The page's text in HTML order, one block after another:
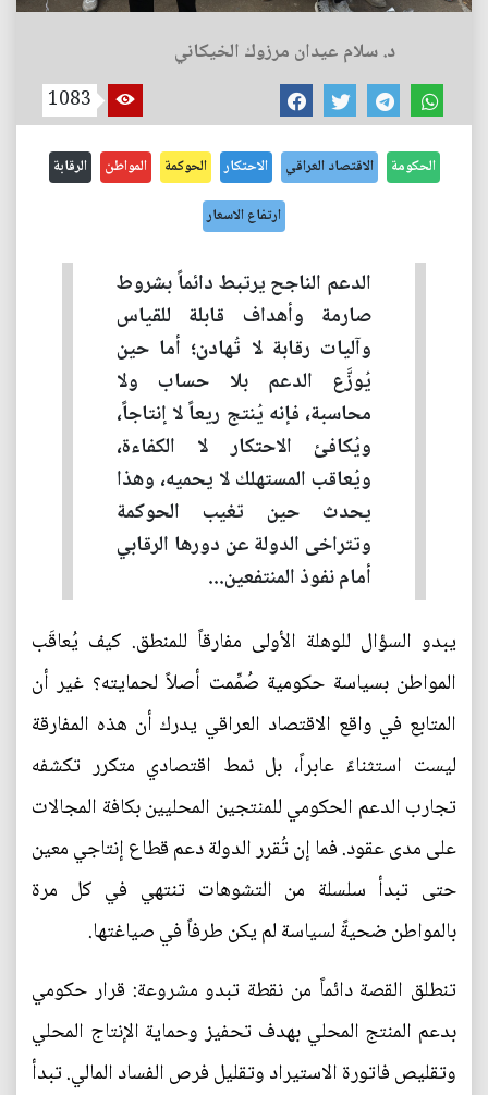
د. سلام عيدان مرزوك الخيكاني
1083
الحكومة الاقتصاد العراقي الاحتكار الحوكمة المواطن الرقابة
ارتفاع الاسعار
الدعم الناجح يرتبط دائماً بشروط
صارمة وأهداف قابلة للقياس
وآليات رقابة لا تُهادن؛ أما حين
يُوزَّع الدعم بلا حساب ولا
محاسبة، فإنه يُنتج ريعاً لا إنتاجاً،
ويُكافئ الاحتكار لا الكفاءة،
ويُعاقب المستهلك لا يحميه، وهذا
يحدث حين تغيب الحوكمة
وتتراخى الدولة عن دورها الرقابي
أمام نفوذ المنتفعين...
يبدو السؤال للوهلة الأولى مفارقاً للمنطق. كيف يُعاقَب
المواطن بسياسة حكومية صُمِّمت أصلاً لحمايته؟ غير أن
المتابع في واقع الاقتصاد العراقي يدرك أن هذه المفارقة
ليست استثناءً عابراً، بل نمط اقتصادي متكرر تكشفه
تجارب الدعم الحكومي للمنتجين المحليين بكافة المجالات
على مدى عقود. فما إن تُقرر الدولة دعم قطاع إنتاجي معين
حتى تبدأ سلسلة من التشوهات تنتهي في كل مرة
بالمواطن ضحيةً لسياسة لم يكن طرفاً في صياغتها.
تنطلق القصة دائماً من نقطة تبدو مشروعة: قرار حكومي
بدعم المنتج المحلي بهدف تحفيز وحماية الإنتاج المحلي
وتقليص فاتورة الاستيراد وتقليل فرص الفساد المالي. تبدأ